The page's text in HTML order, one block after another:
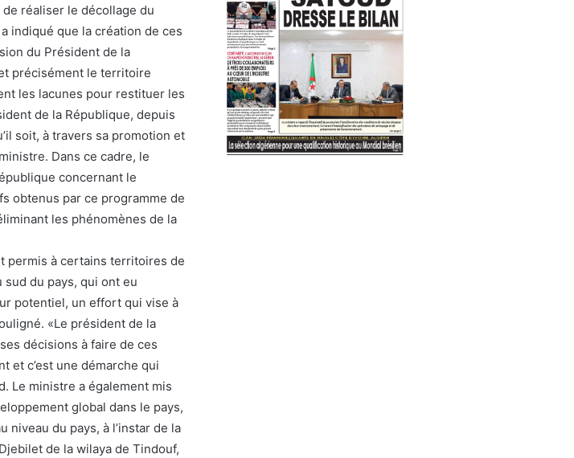
de réaliser le décollage du
indiqué que la création de ces
du Président de la
précisément le territoire
les lacunes pour restituer les
de la République, depuis
soit, à travers sa promotion et
Dans ce cadre, le
concernant le
obtenus par ce programme de
les phénomènes de la
permis à certains territoires de
sud du pays, qui ont eu
potentiel, un effort qui vise à
«Le président de la
décisions à faire de ces
et c’est une démarche qui
Le ministre a également mis
global dans le pays,
du pays, à l’instar de la
de la wilaya de Tindouf,